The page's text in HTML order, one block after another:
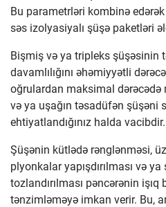
Bu parametrləri kombinə
səs izolyasiyalı şüşə paketləri
Bişmiş və ya tripleks şüşəsinin
davamlılığını əhəmiyyətli
oğrulardan maksimal
və ya uşağın təsadüfən şüşəni
ehtiyatlandığınız halda vacibdir.
Şüşənin kütlədə rənglənməsi,
plyonkalar yapışdırılması və
tozlandırılması pəncərənin
tənzimləməyə imkan verir. Bu,